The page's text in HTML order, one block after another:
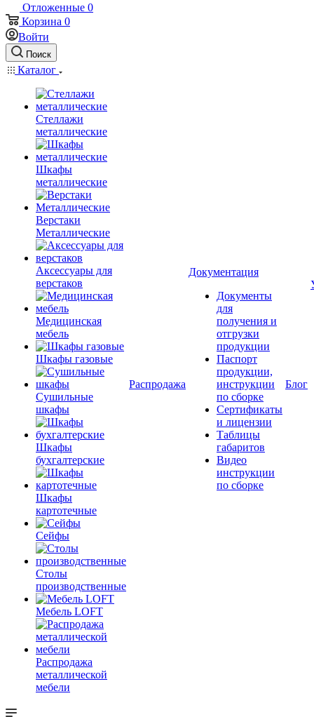
Отложенные 0
Корзина 0
Войти
Поиск
Каталог
Стеллажи
металлические
Шкафы
металлические
Верстаки
Металлические
Аксессуары для
верстаков
Медицинская
мебель
Шкафы газовые
Сушильные
шкафы
Шкафы
бухгалтерские
Шкафы
картотечные
Сейфы
Столы
производственные
Мебель LOFT
Распродажа
металлической
мебели
Распродажа
Документация
Документы
для
получения и
отгрузки
продукции
Паспорт
продукции,
инструкции
по сборке
Сертификаты
и лицензии
Таблицы
габаритов
Видео
инструкции
по сборке
Блог